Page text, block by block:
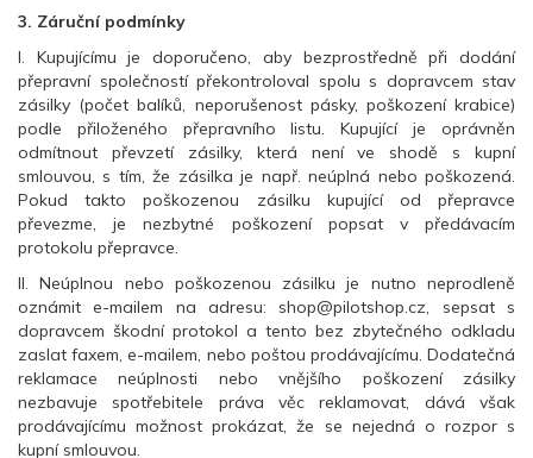
3. Záruční podmínky
I. Kupujícímu je doporučeno, aby bezprostředně při dodání
přepravní společností překontroloval spolu s dopravcem stav
zásilky (počet balíků, neporušenost pásky, poškození krabice)
podle přiloženého přepravního listu. Kupující je oprávněn
odmítnout převzetí zásilky, která není ve shodě s kupní
smlouvou, s tím, že zásilka je např. neúplná nebo poškozená.
Pokud takto poškozenou zásilku kupující od přepravce
převezme, je nezbytné poškození popsat v předávacím
protokolu přepravce.
II. Neúplnou nebo poškozenou zásilku je nutno neprodleně
oznámit e-mailem na adresu: shop@pilotshop.cz, sepsat s
dopravcem škodní protokol a tento bez zbytečného odkladu
zaslat faxem, e-mailem, nebo poštou prodávajícímu. Dodatečná
reklamace neúplnosti nebo vnějšího poškození zásilky
nezbavuje spotřebitele práva věc reklamovat, dává však
prodávajícímu možnost prokázat, že se nejedná o rozpor s
kupní smlouvou.